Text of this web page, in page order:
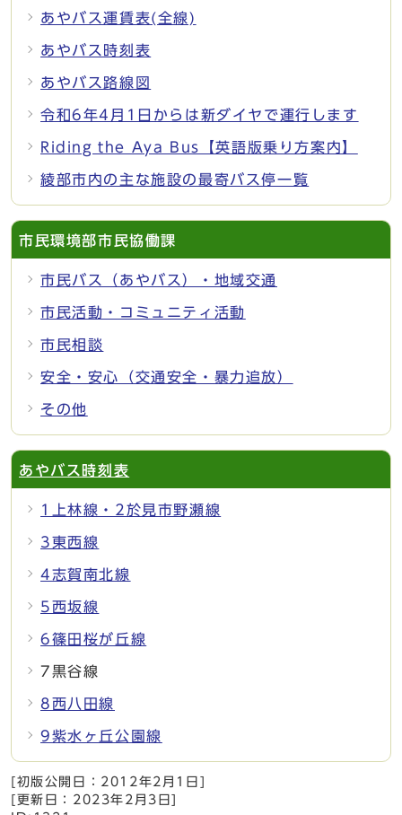
あやバス運賃表(全線)
あやバス時刻表
あやバス路線図
令和6年4月1日からは新ダイヤで運行します
Riding the Aya Bus【英語版乗り方案内】
綾部市内の主な施設の最寄バス停一覧
市民環境部市民協働課
市民バス（あやバス）・地域交通
市民活動・コミュニティ活動
市民相談
安全・安心（交通安全・暴力追放）
その他
あやバス時刻表
1上林線・2於見市野瀬線
3東西線
4志賀南北線
5西坂線
6篠田桜が丘線
7黒谷線
8西八田線
9紫水ヶ丘公園線
[初版公開日： 2012年2月1日
[更新日： 2023年2月3日